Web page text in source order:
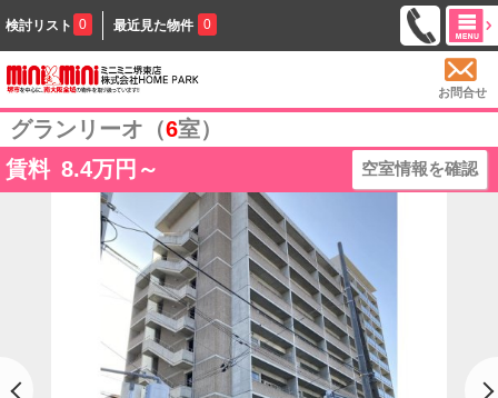
検討リスト 0 最近見た物件 0
お問合せ
グランリーオ（6室）
賃料 8.4万円～ 空室情報を確認